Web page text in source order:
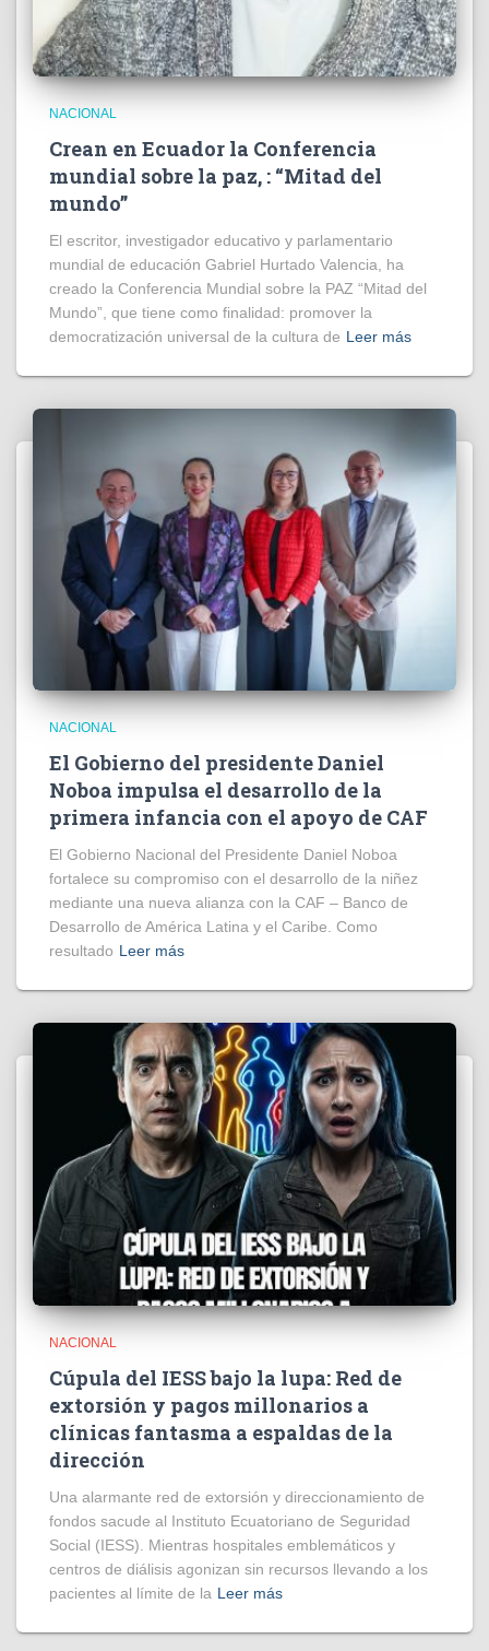
NACIONAL
Crean en Ecuador la Conferencia
mundial sobre la paz, : “Mitad del
mundo”
El escritor, investigador educativo y parlamentario
mundial de educación Gabriel Hurtado Valencia, ha
creado la Conferencia Mundial sobre la PAZ “Mitad del
Mundo”, que tiene como finalidad: promover la
democratización universal de la cultura de Leer más
NACIONAL
El Gobierno del presidente Daniel
Noboa impulsa el desarrollo de la
primera infancia con el apoyo de CAF
El Gobierno Nacional del Presidente Daniel Noboa
fortalece su compromiso con el desarrollo de la niñez
mediante una nueva alianza con la CAF – Banco de
Desarrollo de América Latina y el Caribe. Como
resultado Leer más
NACIONAL
Cúpula del IESS bajo la lupa: Red de
extorsión y pagos millonarios a
clínicas fantasma a espaldas de la
dirección
​Una alarmante red de extorsión y direccionamiento de
fondos sacude al Instituto Ecuatoriano de Seguridad
Social (IESS). Mientras hospitales emblemáticos y
centros de diálisis agonizan sin recursos llevando a los
pacientes al límite de la Leer más